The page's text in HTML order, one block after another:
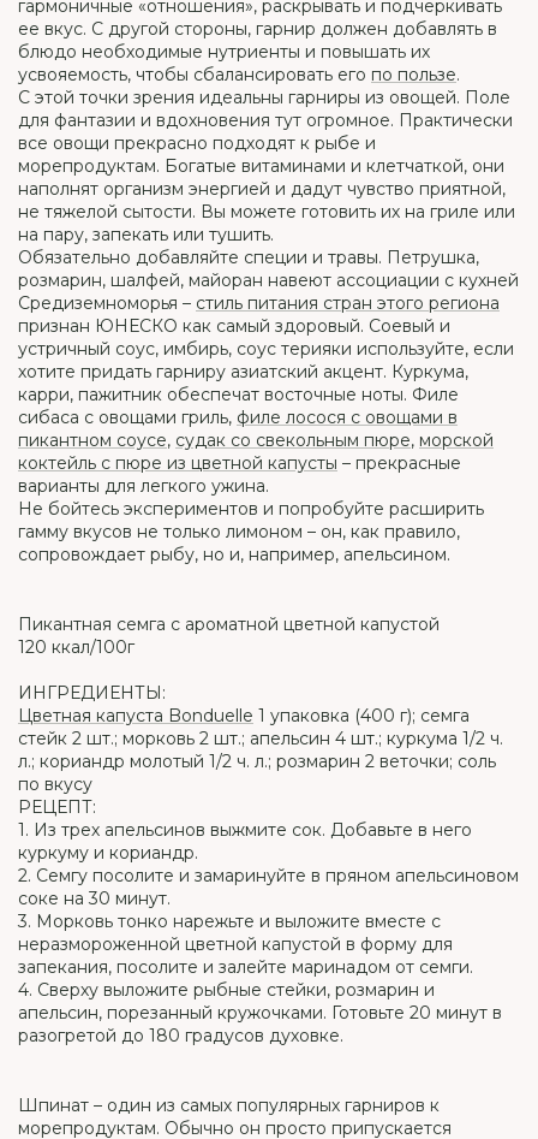
гармоничные «отношения», раскрывать и подчеркивать
ее вкус. С другой стороны, гарнир должен добавлять в
блюдо необходимые нутриенты и повышать их
усвояемость, чтобы сбалансировать его по пользе.
С этой точки зрения идеальны гарниры из овощей. Поле
для фантазии и вдохновения тут огромное. Практически
все овощи прекрасно подходят к рыбе и
морепродуктам. Богатые витаминами и клетчаткой, они
наполнят организм энергией и дадут чувство приятной,
не тяжелой сытости. Вы можете готовить их на гриле или
на пару, запекать или тушить.
Обязательно добавляйте специи и травы. Петрушка,
розмарин, шалфей, майоран навеют ассоциации с кухней
Средиземноморья – стиль питания стран этого региона
признан ЮНЕСКО как самый здоровый. Соевый и
устричный соус, имбирь, соус терияки используйте, если
хотите придать гарниру азиатский акцент. Куркума,
карри, пажитник обеспечат восточные ноты. Филе
сибаса с овощами гриль, филе лосося с овощами в
пикантном соусе, судак со свекольным пюре, морской
коктейль с пюре из цветной капусты – прекрасные
варианты для легкого ужина.
Не бойтесь экспериментов и попробуйте расширить
гамму вкусов не только лимоном – он, как правило,
сопровождает рыбу, но и, например, апельсином.
Пикантная семга с ароматной цветной капустой
120 ккал/100г
ИНГРЕДИЕНТЫ:
Цветная капуста Bonduelle 1 упаковка (400 г); семга
стейк 2 шт.; морковь 2 шт.; апельсин 4 шт.; куркума 1/2 ч.
л.; кориандр молотый 1/2 ч. л.; розмарин 2 веточки; соль
по вкусу
РЕЦЕПТ:
1. Из трех апельсинов выжмите сок. Добавьте в него
куркуму и кориандр.
2. Семгу посолите и замаринуйте в пряном апельсиновом
соке на 30 минут.
3. Морковь тонко нарежьте и выложите вместе с
неразмороженной цветной капустой в форму для
запекания, посолите и залейте маринадом от семги.
4. Сверху выложите рыбные стейки, розмарин и
апельсин, порезанный кружочками. Готовьте 20 минут в
разогретой до 180 градусов духовке.
Шпинат – один из самых популярных гарниров к
морепродуктам. Обычно он просто припускается